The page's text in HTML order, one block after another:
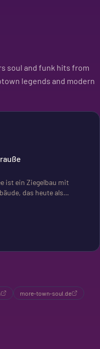
soul and funk hits from
legends and modern
ist ein Ziegelbau mit
das heute als
Krauße, hat das
für Partys, Gigs oder
Platz zum Tanzen, Bars
more-town-soul.de